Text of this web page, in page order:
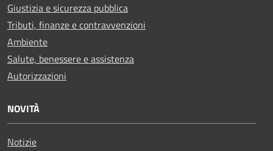
Giustizia e sicurezza pubblica
Tributi, finanze e contravvenzioni
Ambiente
Salute, benessere e assistenza
Autorizzazioni
NOVITÀ
Notizie